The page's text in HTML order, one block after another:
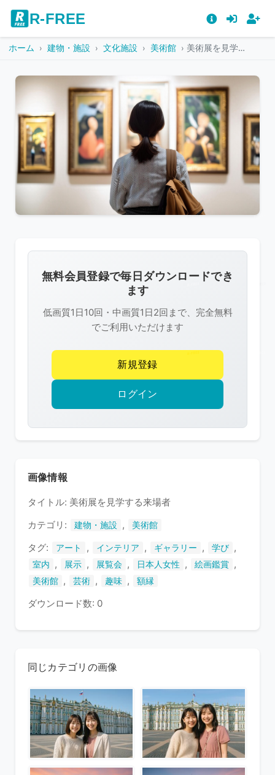
R-FREE
ホーム 建物・施設 文化施設 美術館 美術展を見学する来場者
像
は
R-
FREE
作
権
護
い
ま
無料会員登録で毎日ダウンロードでき
ます
低画質1日10回・中画質1日2回まで、完全無料
でご利用いただけます
新規登録
ログイン
画像情報
タイトル: 美術展を見学する来場者
カテゴリ:
建物・施設 , 美術館
タグ: アート , インテリア , ギャラリー , 学び ,
室内 , 展示 , 展覧会 , 日本人女性 , 絵画鑑賞 ,
美術館 , 芸術 , 趣味 , 額縁
ダウンロード数: 0
同じカテゴリの画像